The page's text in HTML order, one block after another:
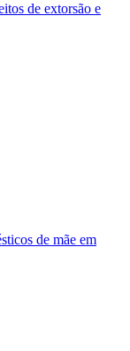
de extorsão e
de mãe em